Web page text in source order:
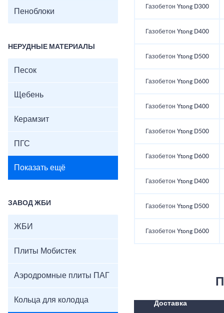
Пеноблоки
НЕРУДНЫЕ МАТЕРИАЛЫ
Песок
Щебень
Керамзит
ПГС
Показать ещё
ЗАВОД ЖБИ
ЖБИ
Плиты Мобистек
Аэродромные плиты ПАГ
Кольца для колодца
Газобетон Ytong D300
Газобетон Ytong D400
Газобетон Ytong D500
Газобетон Ytong D600
Газобетон Ytong D400
Газобетон Ytong D500
Газобетон Ytong D600
Газобетон Ytong D400
Газобетон Ytong D500
Газобетон Ytong D600
Доставка